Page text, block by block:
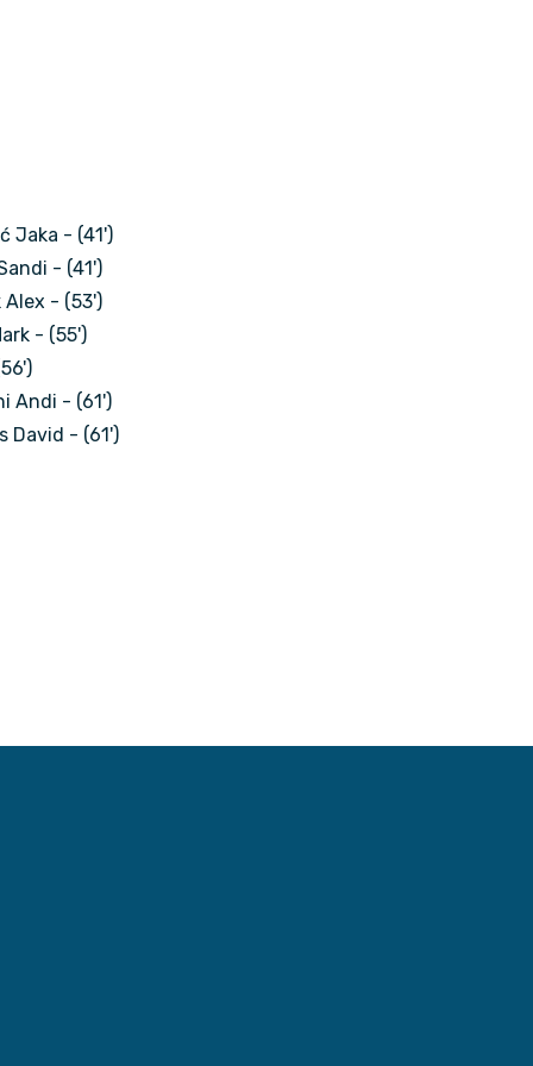
Jaka - (41')
- (41')
Alex - (53')
- (55')
Andi - (61')
David - (61')